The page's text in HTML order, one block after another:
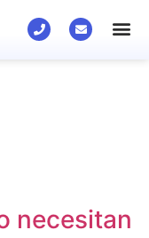
necesitan